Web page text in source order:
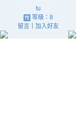
tu
等級：8
留言｜ 加入好友